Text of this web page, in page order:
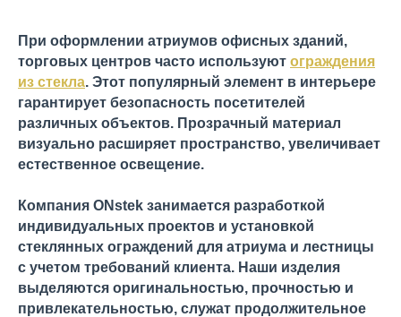
При оформлении атриумов офисных зданий,
торговых центров часто используют ограждения
из стекла. Этот популярный элемент в интерьере
гарантирует безопасность посетителей
различных объектов. Прозрачный материал
визуально расширяет пространство, увеличивает
естественное освещение.
Компания ONstek занимается разработкой
индивидуальных проектов и установкой
стеклянных ограждений для атриума и лестницы
с учетом требований клиента. Наши изделия
выделяются оригинальностью, прочностью и
привлекательностью, служат продолжительное